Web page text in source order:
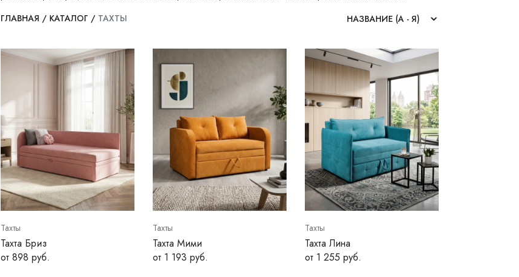
ГЛАВНАЯ / КАТАЛОГ / ТАХТЫ
Тахты
Тахта Бриз
от 898 руб.
Тахты
Тахта Мими
от 1 193 руб.
Тахты
Тахта Лина
от 1 255 руб.